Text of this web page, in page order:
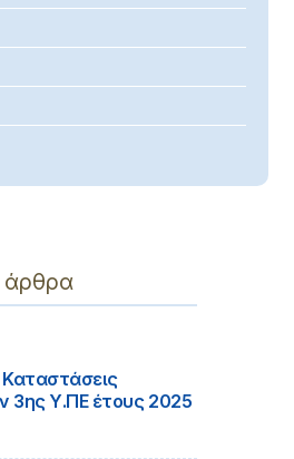
άρθρα
Καταστάσεις
3ης Υ.ΠΕ έτους 2025